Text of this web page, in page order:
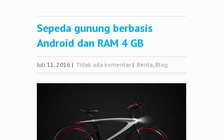
Sepeda gunung berbasis
Android dan RAM 4 GB
Juli 11, 2016 | Tidak ada komentar | Berita, Blog